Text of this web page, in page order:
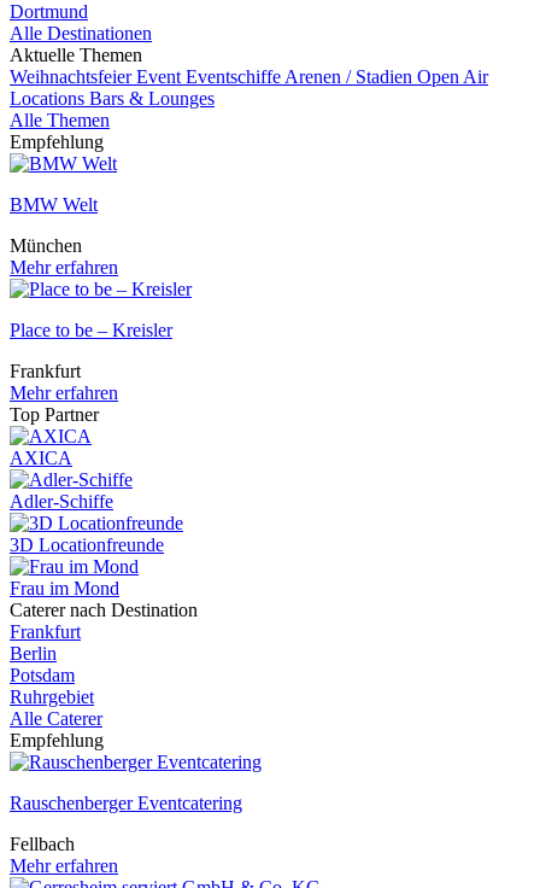
Dortmund
Alle Destinationen
Aktuelle Themen
WeihnachtsfeierEvent Eventschiffe Arenen / Stadien Open Air
Locations Bars & Lounges
Alle Themen
Empfehlung
BMW Welt
München
Mehr erfahren
Place to be – Kreisler
Frankfurt
Mehr erfahren
Top Partner
AXICA
Adler-Schiffe
3D Locationfreunde
Frau im Mond
Caterer nach Destination
Frankfurt
Berlin
Potsdam
Ruhrgebiet
Alle Caterer
Empfehlung
Rauschenberger Eventcatering
Fellbach
Mehr erfahren